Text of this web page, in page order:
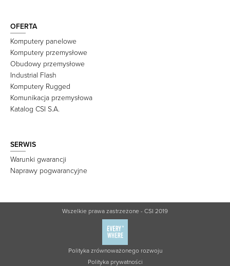
OFERTA
Komputery panelowe
Komputery przemysłowe
Obudowy przemysłowe
Industrial Flash
Komputery Rugged
Komunikacja przemysłowa
Katalog CSI S.A.
SERWIS
Warunki gwarancji
Naprawy pogwarancyjne
Wszelkie prawa zastrzeżone - CSI 2019
Polityka zrównoważonego rozwoju
Polityka prywatności